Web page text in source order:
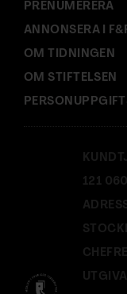
PRENUMERERA
ANNONSERA I
OM TIDNINGEN
OM STIFTELSEN
121